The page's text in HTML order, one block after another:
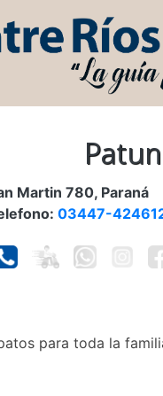
Martin 780, Paraná
03447-
para toda la